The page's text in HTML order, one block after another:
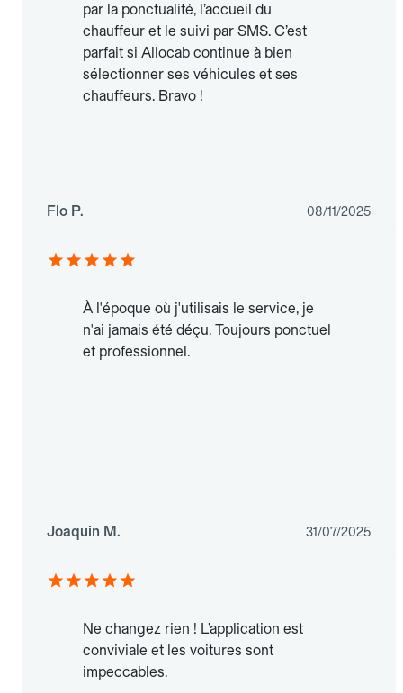
par la ponctualité, l’accueil du
chauffeur et le suivi par SMS. C’est
parfait si Allocab continue à bien
sélectionner ses véhicules et ses
chauffeurs. Bravo !
Flo P. 08/11/2025
À l'époque où j'utilisais le service, je
n'ai jamais été déçu. Toujours ponctuel
et professionnel.
Joaquin M. 31/07/2025
Ne changez rien ! L’application est
conviviale et les voitures sont
impeccables.